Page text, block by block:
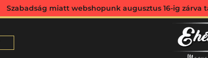
Szabadság miatt webshopunk augusztus 16-ig zárva